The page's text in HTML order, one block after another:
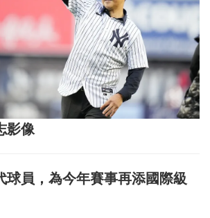
影像
球員，為今年賽事再添國際級